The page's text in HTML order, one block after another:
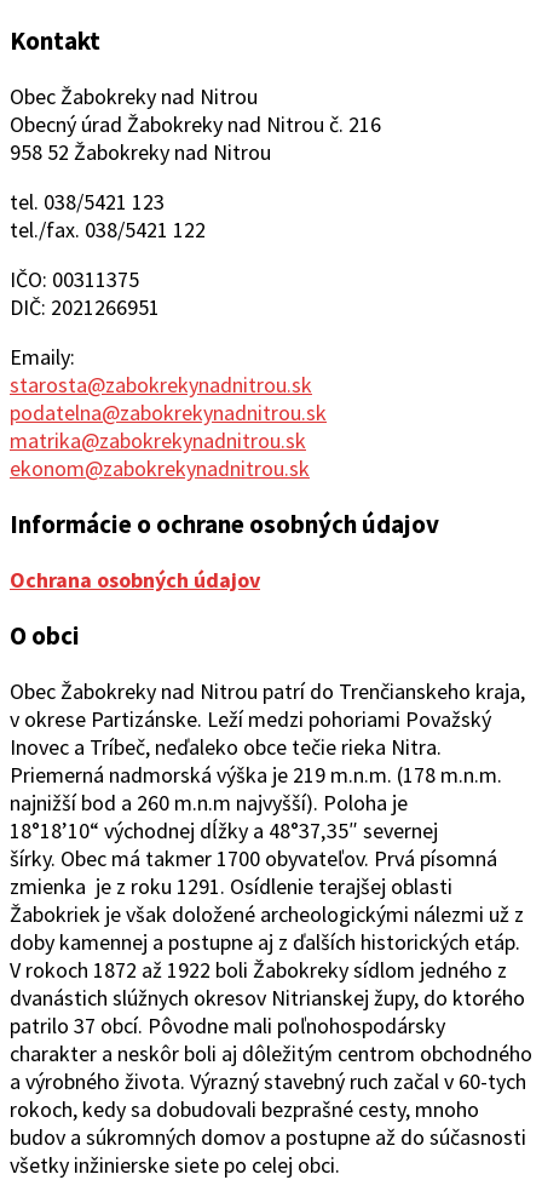
Kontakt
Obec Žabokreky nad Nitrou
Obecný úrad Žabokreky nad Nitrou č. 216
958 52 Žabokreky nad Nitrou
tel. 038/5421 123
tel./fax. 038/5421 122
IČO: 00311375
DIČ: 2021266951
Emaily:
starosta@zabokrekynadnitrou.sk
podatelna@zabokrekynadnitrou.sk
matrika@zabokrekynadnitrou.sk
ekonom@zabokrekynadnitrou.sk
Informácie o ochrane osobných údajov
Ochrana osobných údajov
O obci
Obec Žabokreky nad Nitrou patrí do Trenčianskeho kraja,
v okrese Partizánske. Leží medzi pohoriami Považský
Inovec a Tríbeč, neďaleko obce tečie rieka Nitra.
Priemerná nadmorská výška je 219 m.n.m. (178 m.n.m.
najnižší bod a 260 m.n.m najvyšší). Poloha je
18°18’10“ východnej dĺžky a 48°37‚35″ severnej
šírky. Obec má takmer 1700 obyvateľov. Prvá písomná
zmienka je z roku 1291. Osídlenie terajšej oblasti
Žabokriek je však doložené archeologickými nálezmi už z
doby kamennej a postupne aj z ďalších historických etáp.
V rokoch 1872 až 1922 boli Žabokreky sídlom jedného z
dvanástich slúžnych okresov Nitrianskej župy, do ktorého
patrilo 37 obcí. Pôvodne mali poľnohospodársky
charakter a neskôr boli aj dôležitým centrom obchodného
a výrobného života. Výrazný stavebný ruch začal v 60-tych
rokoch, kedy sa dobudovali bezprašné cesty, mnoho
budov a súkromných domov a postupne až do súčasnosti
všetky inžinierske siete po celej obci.